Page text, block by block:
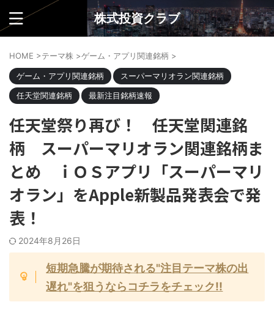
株式投資クラブ
HOME >テーマ株 >ゲーム・アプリ関連銘柄 >
ゲーム・アプリ関連銘柄
スーパーマリオラン関連銘柄
任天堂関連銘柄
最新注目銘柄速報
任天堂祭り再び！ 任天堂関連銘
柄 スーパーマリオラン関連銘柄ま
とめ ｉＯＳアプリ「スーパーマリ
オラン」をApple新製品発表会で発
表！
2024年8月26日
短期急騰が期待される"注目テーマ株の出
遅れ"を狙うならコチラをチェック!!